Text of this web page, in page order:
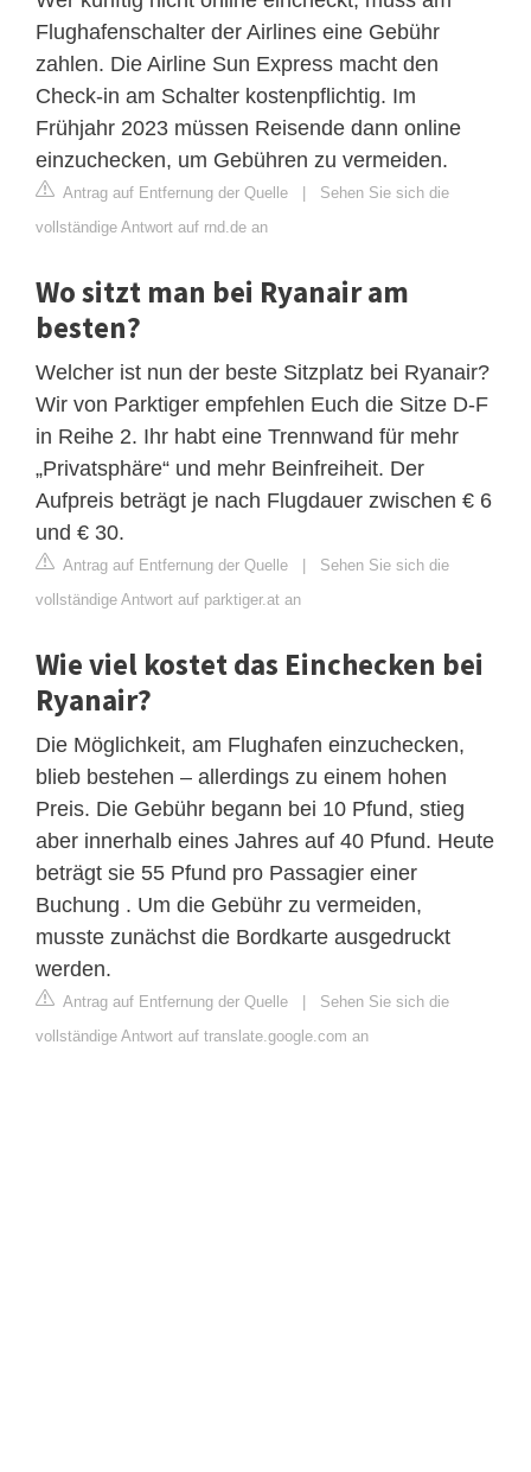
Flughafenschalter der Airlines eine Gebühr
zahlen. Die Airline Sun Express macht den
Check-in am Schalter kostenpflichtig. Im
Frühjahr 2023 müssen Reisende dann online
einzuchecken, um Gebühren zu vermeiden.
Antrag auf Entfernung der Quelle | Sehen Sie sich die
vollständige Antwort auf rnd.de an
Wo sitzt man bei Ryanair am
besten?
Welcher ist nun der beste Sitzplatz bei Ryanair?
Wir von Parktiger empfehlen Euch die Sitze D-F
in Reihe 2. Ihr habt eine Trennwand für mehr
„Privatsphäre“ und mehr Beinfreiheit. Der
Aufpreis beträgt je nach Flugdauer zwischen € 6
und € 30.
Antrag auf Entfernung der Quelle | Sehen Sie sich die
vollständige Antwort auf parktiger.at an
Wie viel kostet das Einchecken bei
Ryanair?
Die Möglichkeit, am Flughafen einzuchecken,
blieb bestehen – allerdings zu einem hohen
Preis. Die Gebühr begann bei 10 Pfund, stieg
aber innerhalb eines Jahres auf 40 Pfund. Heute
beträgt sie 55 Pfund pro Passagier einer
Buchung . Um die Gebühr zu vermeiden,
musste zunächst die Bordkarte ausgedruckt
werden.
Antrag auf Entfernung der Quelle | Sehen Sie sich die
vollständige Antwort auf translate.google.com an